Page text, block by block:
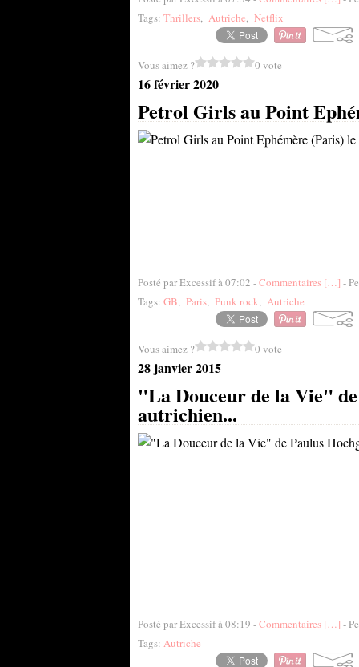
Tags: Thrillers, Autriche, Netflix
Vous aimez ? 0 vote
16 février 2020
Petrol Girls au Point
Posté par Excessif à 07:02 -Commentaires […] -
Tags: GB, Paris, Punk rock, Autriche
Vous aimez ? 0 vote
28 janvier 2015
"La Douceur de la Vie"
autrichien...
Posté par Excessif à 08:19 -Commentaires […] -
Tags: Autriche